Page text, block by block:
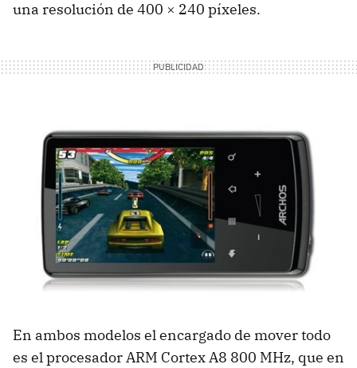
una resolución de 400 × 240 píxeles.
En ambos modelos el encargado de mover todo
es el procesadorARM Cortex A8 800 MHz, que en